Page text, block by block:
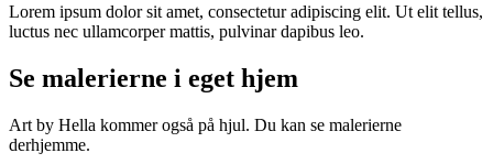
Lorem ipsum dolor sit amet, consectetur adipiscing elit. Ut elit tellus,
luctus nec ullamcorper mattis, pulvinar dapibus leo.
Se malerierne i eget hjem
Art by Hella kommer også på hjul. Du kan se malerierne
derhjemme.